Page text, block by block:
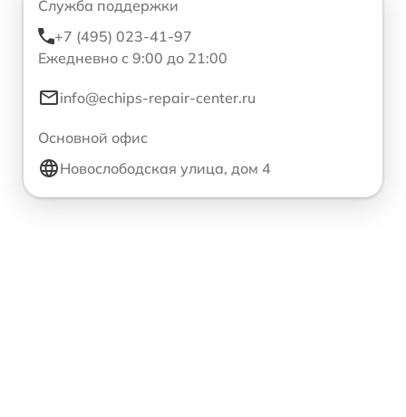
Служба поддержки
+7 (495) 023-41-97
Ежедневно с 9:00 до 21:00
info@echips-repair-center.ru
Основной офис
Новослободская улица, дом 4